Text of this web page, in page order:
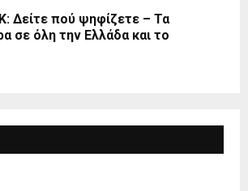
Δείτε πού ψηφίζετε – Τα
σε όλη την Ελλάδα και το